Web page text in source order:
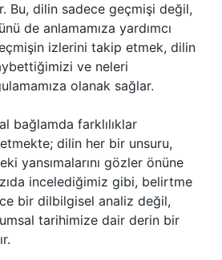
Bu, dilin sadece geçmişi değil,
de anlamamıza yardımcı
izlerini takip etmek, dilin
ve neleri
olanak sağlar.
bağlamda farklılıklar
dilin her bir unsuru,
yansımalarını gözler önüne
incelediğimiz gibi, belirtme
bir dilbilgisel analiz değil,
tarihimize dair derin bir